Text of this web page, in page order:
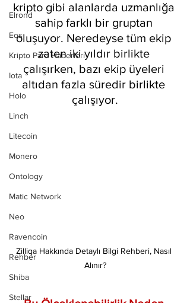
Elrond
Eos
Kripto Para Haberleri
Iota
Holo
Linch
Litecoin
Monero
Ontology
Matic Network
Neo
Ravencoin
Rehber
Shiba
Stellar
kripto gibi alanlarda uzmanlığa
sahip farklı bir gruptan
oluşuyor. Neredeyse tüm ekip
zaten iki yıldır birlikte
çalışırken, bazı ekip üyeleri
altıdan fazla süredir birlikte
çalışıyor.
Zilliqa Hakkında Detaylı Bilgi Rehberi, Nasıl
Alınır?